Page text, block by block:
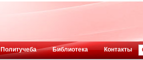
Политучеба Библиотека Контакты